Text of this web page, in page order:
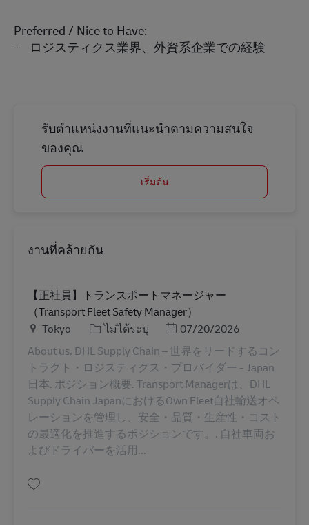
Preferred / Nice to Have:
- ロジスティクス業界、外資系企業での経験
รับตำแหน่งงานที่แนะนำตามความสนใจ
ของคุณ
เริ่มต้น
งานที่คล้ายกัน
【正社員】トランスポートマネージャー
（Transport Fleet Safety Manager）
สถานที่
Tokyo หมวดหมู่
ไม่ได้ระบุ Posted Date
07/20/2026
About us. DHL Supply Chain – 世界をリードするコン
トラクト・ロジスティクス・プロバイダー - Japan
日本. ポジション概要. Transport Managerは、DHL
Supply Chain JapanにおけるOwn Fleet自社輸送オペ
レーションを管理し、安全・品質・生産性・コスト
の最適化を推進するポジションです。. 自社車両お
よびドライバーを活用...